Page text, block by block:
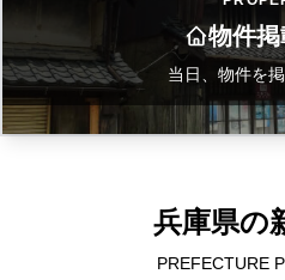
物件
当日、物件を
兵庫県の
PREFECTURE